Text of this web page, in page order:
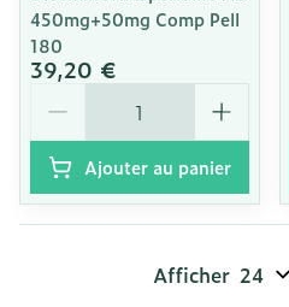
450mg+50mg Comp Pell
180
39,20 €
Ajouter au panier
Afficher